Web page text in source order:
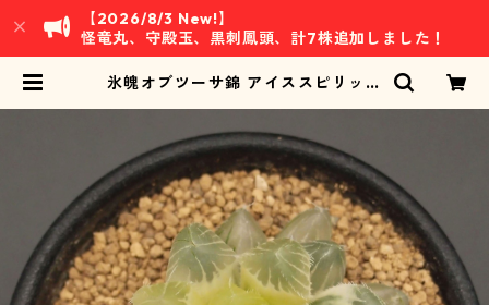
【2026/8/3 New!】
怪竜丸、守殿玉、黒刺鳳頭、計7株追加しました！
氷魄オブツーサ錦 アイススピリット
KU